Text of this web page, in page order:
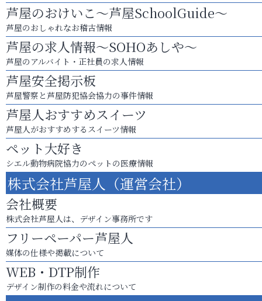
芦屋のおけいこ～芦屋SchoolGuide～
芦屋のおしゃれなお稽古情報
芦屋の求人情報～SOHOあしや～
芦屋のアルバイト・正社員の求人情報
芦屋安全掲示板
芦屋警察と芦屋防犯協会協力の事件情報
芦屋人おすすめスイーツ
芦屋人がおすすめするスイーツ情報
ペット大好き
シエル動物病院協力のペットの医療情報
株式会社芦屋人（運営会社）
会社概要
株式会社芦屋人は、デザイン事務所です
フリーペーパー芦屋人
媒体の仕様や掲載について
WEB・DTP制作
デザイン制作の料金や流れについて